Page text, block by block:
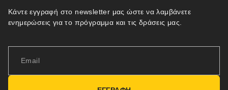
Κάντε εγγραφή στο newsletter μας ώστε να λαμβάνετε
ενημερώσεις για το πρόγραμμα και τις δράσεις μας.